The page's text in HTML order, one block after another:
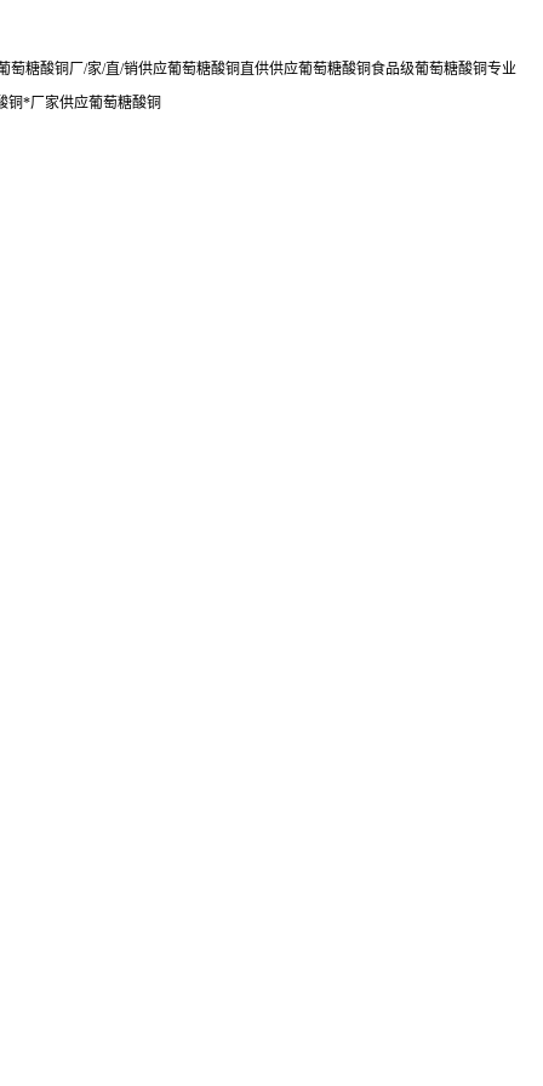
糖酸铜厂/家/直/销供应葡萄糖酸铜直供供应葡萄糖酸铜食品级葡萄糖酸铜专业
铜*厂家供应葡萄糖酸铜